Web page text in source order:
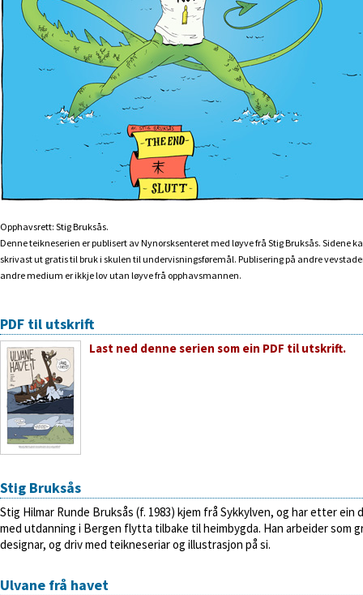
Opphavsrett: Stig Bruksås.
Denne teikneserien er publisert av Nynorsksenteret med løyve frå Stig Bruksås. Sidene
skrivast ut gratis til bruk i skulen til undervisningsføremål. Publisering på andre
andre medium er ikkje lov utan løyve frå opphavsmannen.
PDF til utskrift
Last ned denne serien som ein PDF til utskrift.
Stig Bruksås
Stig Hilmar Runde Bruksås (f. 1983) kjem frå Sykkylven, og har etter ein
med utdanning i Bergen flytta tilbake til heimbygda. Han arbeider som
designar, og driv med teikneseriar og illustrasjon på si.
Ulvane frå havet